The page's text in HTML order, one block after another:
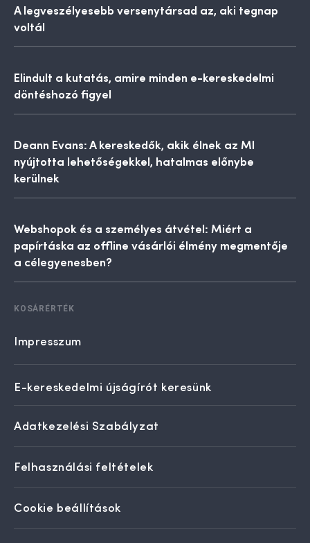
A legveszélyesebb versenytársad az, aki tegnap
voltál
Elindult a kutatás, amire minden e-kereskedelmi
döntéshozó figyel
Deann Evans: A kereskedők, akik élnek az MI
nyújtotta lehetőségekkel, hatalmas előnybe
kerülnek
Webshopok és a személyes átvétel: Miért a
papírtáska az offline vásárlói élmény megmentője
a célegyenesben?
KOSÁRÉRTÉK
Impresszum
E-kereskedelmi újságírót keresünk
Adatkezelési Szabályzat
Felhasználási feltételek
Cookie beállítások